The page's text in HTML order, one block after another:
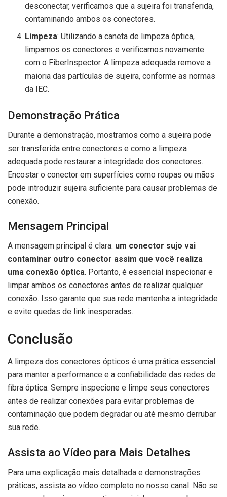
desconectar, verificamos que a sujeira foi transferida,
contaminando ambos os conectores.
Limpeza: Utilizando a caneta de limpeza óptica,
limpamos os conectores e verificamos novamente
com o FiberInspector. A limpeza adequada remove a
maioria das partículas de sujeira, conforme as normas
da IEC.
Demonstração Prática
Durante a demonstração, mostramos como a sujeira pode
ser transferida entre conectores e como a limpeza
adequada pode restaurar a integridade dos conectores.
Encostar o conector em superfícies como roupas ou mãos
pode introduzir sujeira suficiente para causar problemas de
conexão.
Mensagem Principal
A mensagem principal é clara: um conector sujo vai
contaminar outro conector assim que você realiza
uma conexão óptica. Portanto, é essencial inspecionar e
limpar ambos os conectores antes de realizar qualquer
conexão. Isso garante que sua rede mantenha a integridade
e evite quedas de link inesperadas.
Conclusão
A limpeza dos conectores ópticos é uma prática essencial
para manter a performance e a confiabilidade das redes de
fibra óptica. Sempre inspecione e limpe seus conectores
antes de realizar conexões para evitar problemas de
contaminação que podem degradar ou até mesmo derrubar
sua rede.
Assista ao Vídeo para Mais Detalhes
Para uma explicação mais detalhada e demonstrações
práticas, assista ao vídeo completo no nosso canal. Não se